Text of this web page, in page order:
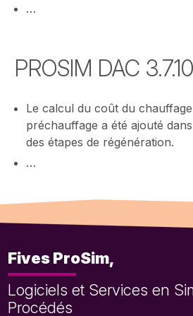
…
PROSIM DAC 3.7.10
Le calcul du coût du
préchauffage a été ajouté
des étapes de régénération.
…
Fives ProSim,
Logiciels et Services en
Procédés